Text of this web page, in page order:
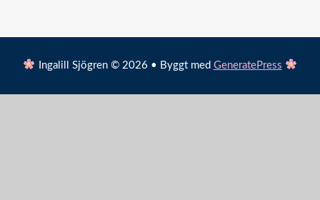
Ingalill Sjögren © 2026 • Byggt med GeneratePress